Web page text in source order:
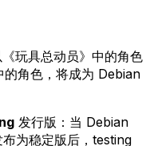
玩具总动员》中的角色
角色，将成为 Debian
发行版：当 Debian
为稳定版后，testing